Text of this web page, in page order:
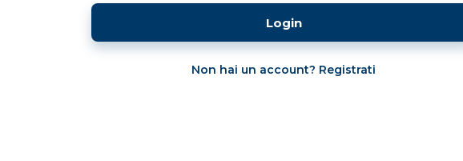
Login
Non hai un account? Registrati